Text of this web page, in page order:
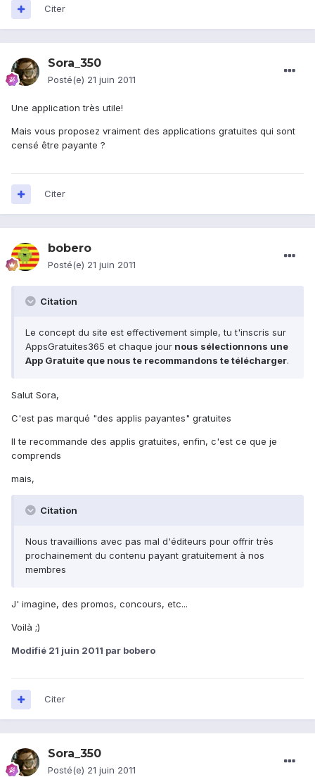
Citer
Sora_350
Posté(e) 21 juin 2011
Une application très utile!
Mais vous proposez vraiment des applications gratuites qui sont
censé être payante ?
Citer
bobero
Posté(e) 21 juin 2011
Citation
Le concept du site est effectivement simple, tu t'inscris sur
AppsGratuites365 et chaque jour nous sélectionnons une
App Gratuite que nous te recommandons te télécharger.
Salut Sora,
C'est pas marqué "des applis payantes" gratuites
Il te recommande des applis gratuites, enfin, c'est ce que je
comprends
mais,
Citation
Nous travaillions avec pas mal d'éditeurs pour offrir très
prochainement du contenu payant gratuitement à nos
membres
J' imagine, des promos, concours, etc...
Voilà ;)
Modifié 21 juin 2011 par bobero
Citer
Sora_350
Posté(e) 21 juin 2011